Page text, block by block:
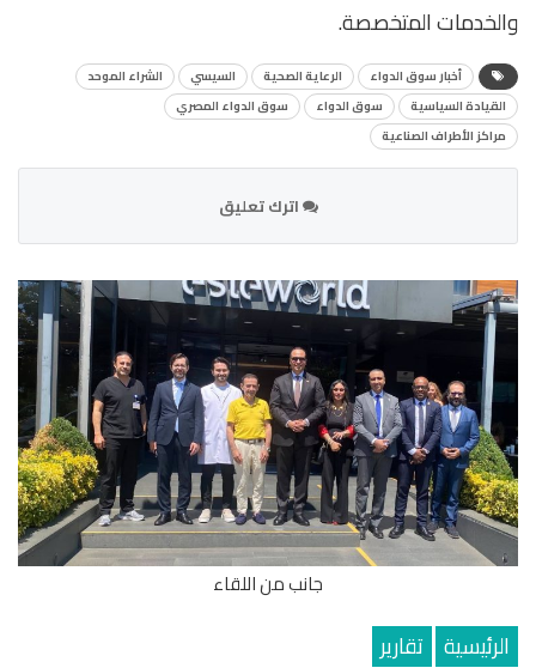
والخدمات المتخصصة.
أخبار سوق الدواء الرعاية الصحية السيسي
الشراء الموحد
القيادة السياسية
سوق الدواء
سوق الدواء المصري
مراكز الأطراف الصناعية
اترك تعليق
جانب من اللقاء
الرئيسية تقارير